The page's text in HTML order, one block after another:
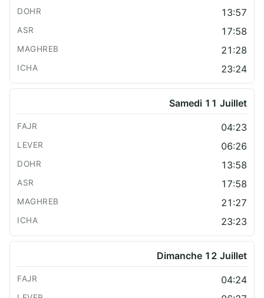
13:57
17:58
21:28
23:24
Samedi 11 Juillet
04:23
06:26
13:58
17:58
21:27
23:23
Dimanche 12 Juillet
04:24